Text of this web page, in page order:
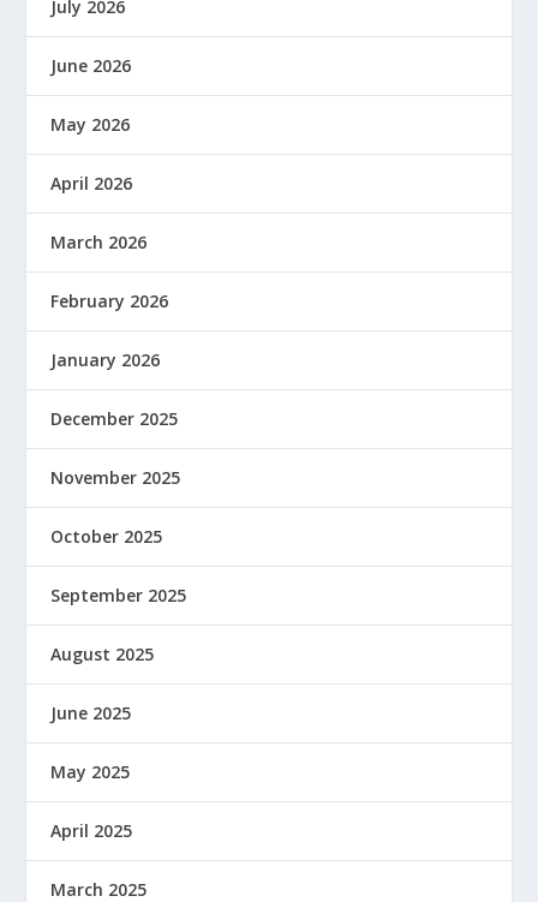
July 2026
June 2026
May 2026
April 2026
March 2026
February 2026
January 2026
December 2025
November 2025
October 2025
September 2025
August 2025
June 2025
May 2025
April 2025
March 2025